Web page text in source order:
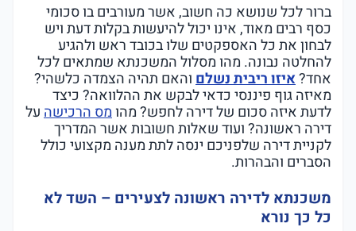
ברור לכל שנושא כה חשוב, אשר מעורבים בו סכומי
כסף רבים מאוד, אינו יכול להיעשות בקלות דעת ויש
לבחון את כל האספקטים שלו בכובד ראש ולהגיע
להחלטה נבונה. מהו מסלול המשכנתא שמתאים לכל
אחד?איזו ריבית נשלםוהאם תהיה הצמדה כלשהי?
מאיזה גוף פיננסי כדאי לבקש את ההלוואה? כיצד
לדעת איזה סכום של דירה לחפש? מהומס הרכישהעל
דירה ראשונה? ועוד שאלות חשובות אשר המדריך
לקניית דירה שלפניכם ינסה לתת מענה מקצועי כולל
הסברים והבהרות.
משכנתא לדירה ראשונה לצעירים – השד לא
כל כך נורא